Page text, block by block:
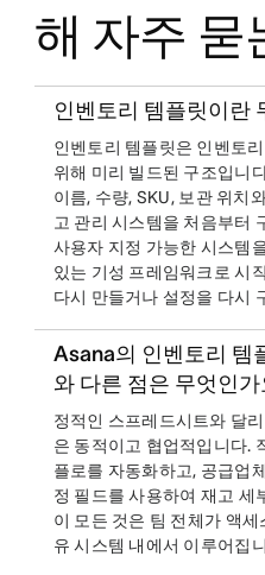
해 자주 묻
인벤토리 템플릿이란
인벤토리 템플릿은 인벤토
위해 미리 빌드된 구조입니
이름, 수량, SKU, 보관 위치
고 관리 시스템을 처음부터
사용자 지정 가능한 시스템
있는 기성 프레임워크로 시
다시 만들거나 설정을 다시
Asana의 인벤토리 템
와 다른 점은 무엇인가
정적인 스프레드시트와 달
은 동적이고 협업적입니다.
플로를 자동화하고, 공급업
정 필드를 사용하여 재고 세
이 모든 것은 팀 전체가 액
유 시스템 내에서 이루어집